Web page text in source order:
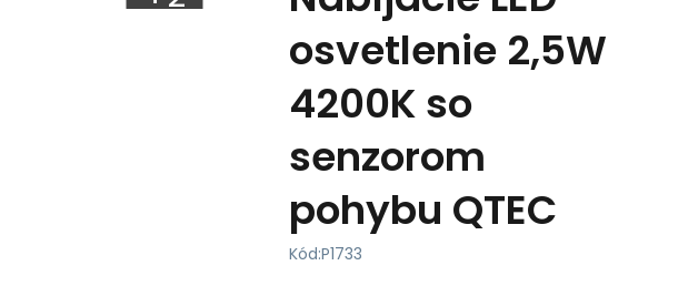
osvetlenie 2,5W
4200K so
senzorom
pohybu QTEC
Kód:P1733